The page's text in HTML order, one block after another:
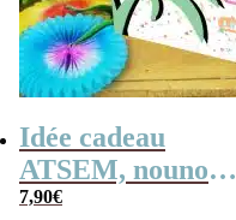
Idée cadeau
ATSEM, nounou –
Cahier de
7,90€